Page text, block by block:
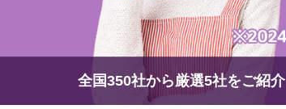
全国350社から厳選5社をご紹介